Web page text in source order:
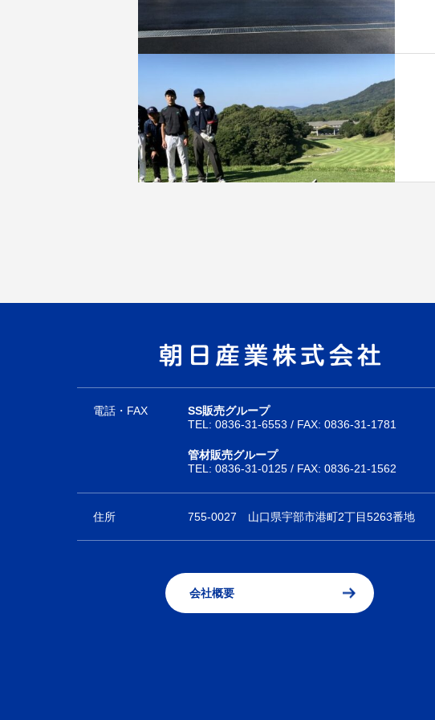
電話・FAX
SS販売グループ
TEL: 0836-31-6553 / FAX: 0836-31-1781
管材販売グループ
TEL: 0836-31-0125 / FAX: 0836-21-1562
住所 755-0027 山口県宇部市港町2丁目5263番地
会社概要